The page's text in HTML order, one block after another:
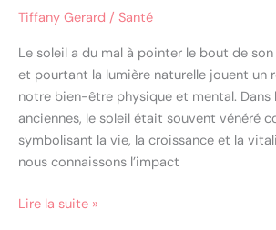
Tiffany Gerard / Santé
Le soleil a du mal à pointer le bout de
et pourtant la lumière naturelle jouent un
notre bien-être physique et mental. Dans
anciennes, le soleil était souvent vénéré
symbolisant la vie, la croissance et la
nous connaissons l’impact
Lire la suite »